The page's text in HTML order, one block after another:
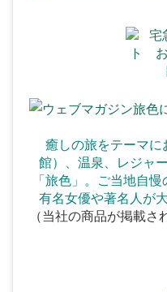
癒しの旅をテーマに
館）、温泉、
レジャ
「旅色」。ご当地自
有名女優や著名人が
（当社の商品が掲載さ